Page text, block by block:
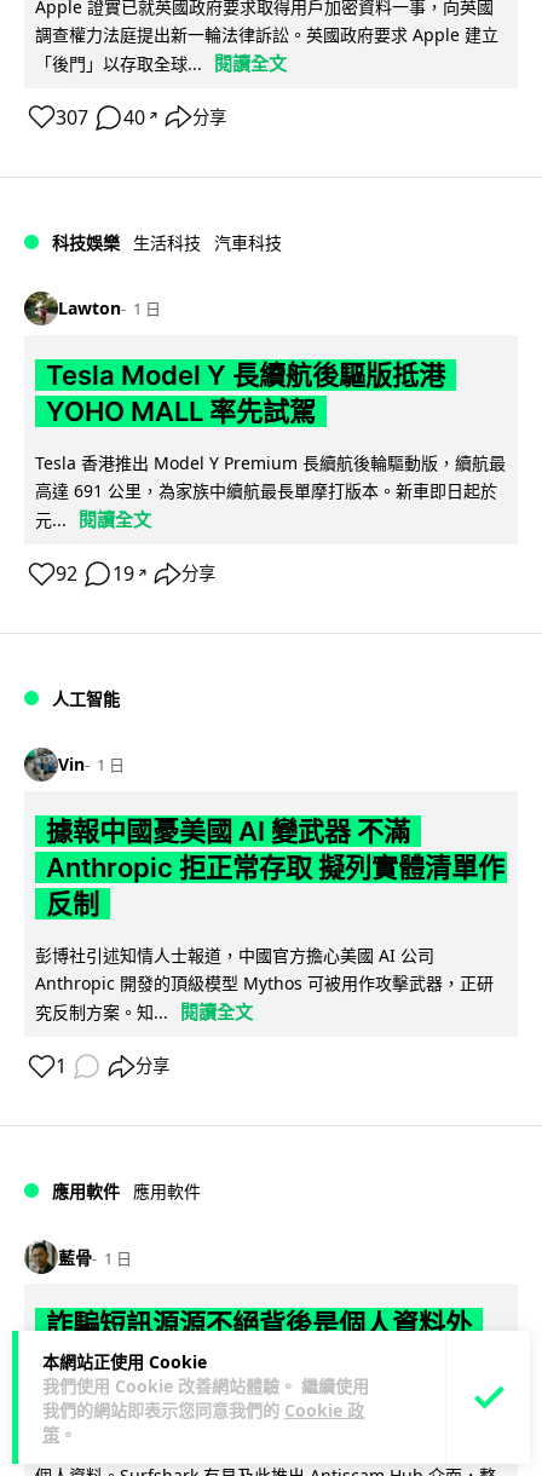
本網站正使用 Cookie
我們使用 Cookie 改善網站體驗。 繼續使用
我們的網站即表示您同意我們的 Cookie 政
策 。
Apple 證實已就英國政府要求取得用戶加密資料一事，向英國
調查權力法庭提出新一輪法律訴訟。英國政府要求 Apple 建立
「後門」以存取全球...
閱讀全文
307 40 ↗ 分享
科技娛樂 生活科技 汽車科技
Lawton 1 日
Tesla Model Y 長續航後驅版抵港
YOHO MALL 率先試駕
Tesla 香港推出 Model Y Premium 長續航後輪驅動版，續航最
高達 691 公里，為家族中續航最長單摩打版本。新車即日起於
元...
閱讀全文
92 19 ↗ 分享
人工智能
Vin 1 日
據報中國憂美國 AI 變武器 不滿
Anthropic 拒正常存取 擬列實體清單作
反制
彭博社引述知情人士報道，中國官方擔心美國 AI 公司
Anthropic 開發的頂級模型 Mythos 可被用作攻擊武器，正研
究反制方案。知...
閱讀全文
1 分享
應用軟件 應用軟件
藍骨 1 日
詐騙短訊源源不絕背後是個人資料外
洩 Surfshark Antiscam Hub 由源頭
減少數據曝光
隨著香港釣魚騙案大幅上升，騙徒大量發送假冒機構短訊套取